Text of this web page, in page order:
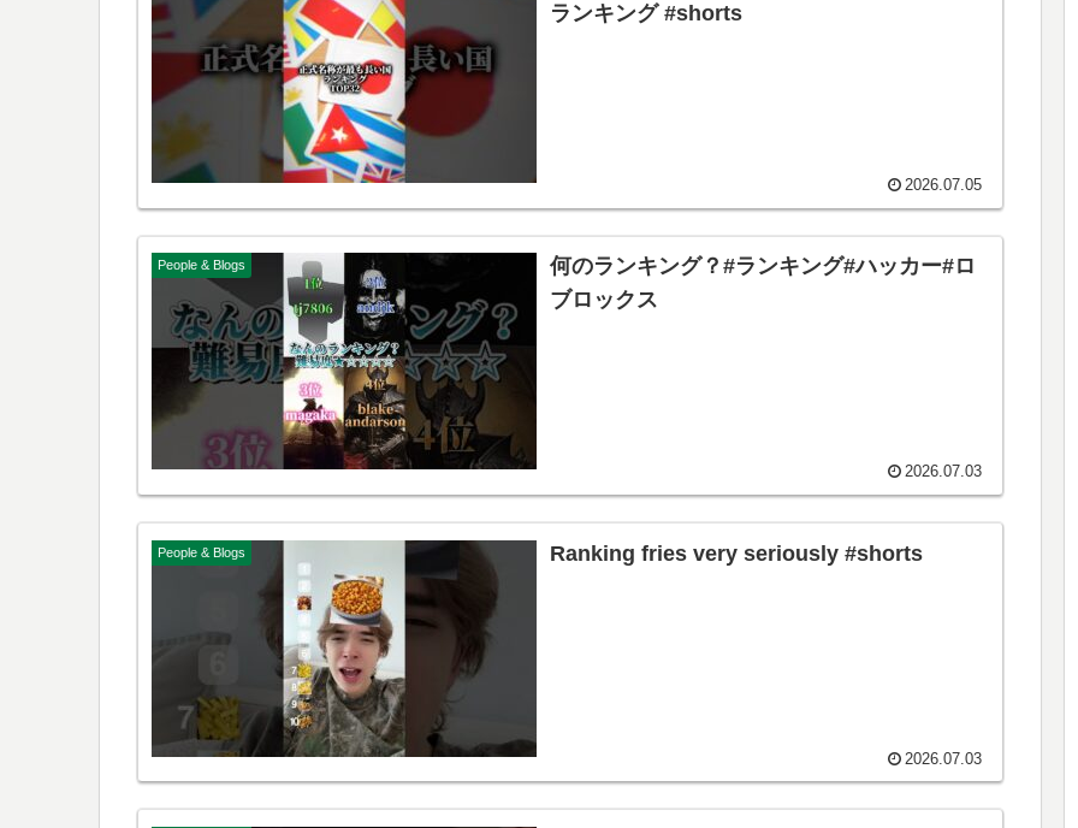
ランキング #shorts
2026.07.05
People & Blogs
何のランキング？#ランキング#ハッカー#ロ
ブロックス
2026.07.03
People & Blogs Ranking fries very seriously #shorts
2026.07.03